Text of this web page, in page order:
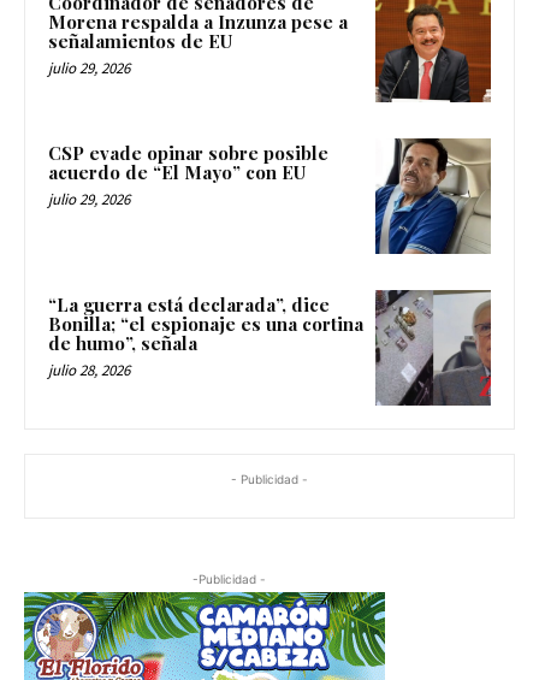
Morena respalda a Inzunza pese a
señalamientos de EU
julio 29, 2026
CSP evade opinar sobre posible
acuerdo de “El Mayo” con EU
julio 29, 2026
“La guerra está declarada”, dice
Bonilla; “el espionaje es una cortina
de humo”, señala
julio 28, 2026
- Publicidad -
-Publicidad -